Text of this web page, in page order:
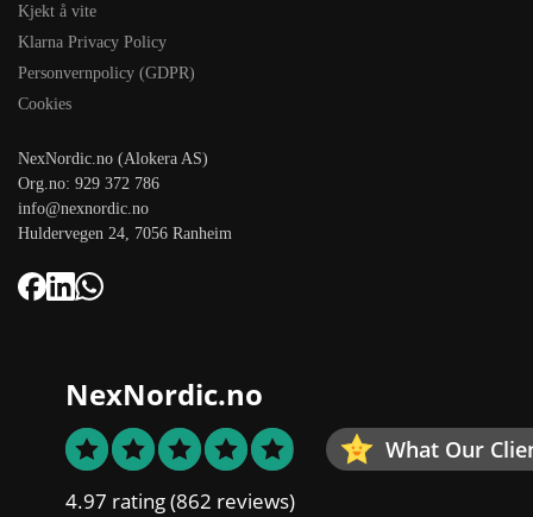
Kjekt å vite
Klarna Privacy Policy
Personvernpolicy (GDPR)
Cookies
NexNordic.no (Alokera AS)
Org.no: 929 372 786
info@nexnordic.no
Huldervegen 24, 7056 Ranheim
NexNordic.no
What Our
4.97 rating(862 reviews)